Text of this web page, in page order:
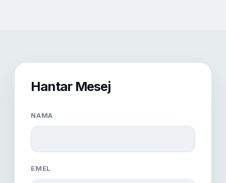
Hantar Mesej
NAMA
EMEL